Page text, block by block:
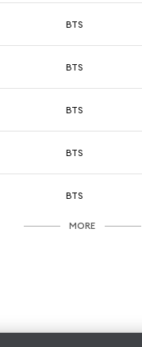
BTS
BTS
BTS
BTS
BTS
MORE